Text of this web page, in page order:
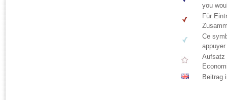
you
Für
Ce
Aufsatz
Beitrag